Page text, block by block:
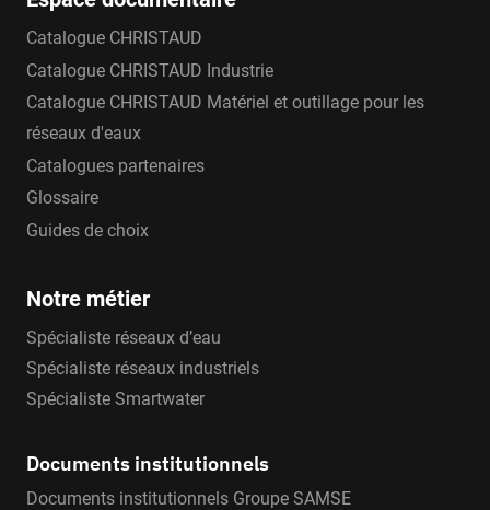
Catalogue CHRISTAUD
Catalogue CHRISTAUD Industrie
Catalogue CHRISTAUD Matériel et outillage pour les
réseaux d'eaux
Catalogues partenaires
Glossaire
Guides de choix
Notre métier
Spécialiste réseaux d’eau
Spécialiste réseaux industriels
Spécialiste Smartwater
Documents institutionnels
Documents institutionnels Groupe SAMSE